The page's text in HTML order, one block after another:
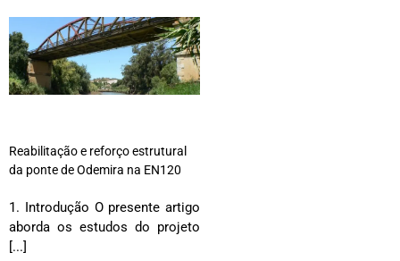
Reabilitação e reforço estrutural
da ponte de Odemira na EN120
1. Introdução O presente artigo
aborda os estudos do projeto
[...]